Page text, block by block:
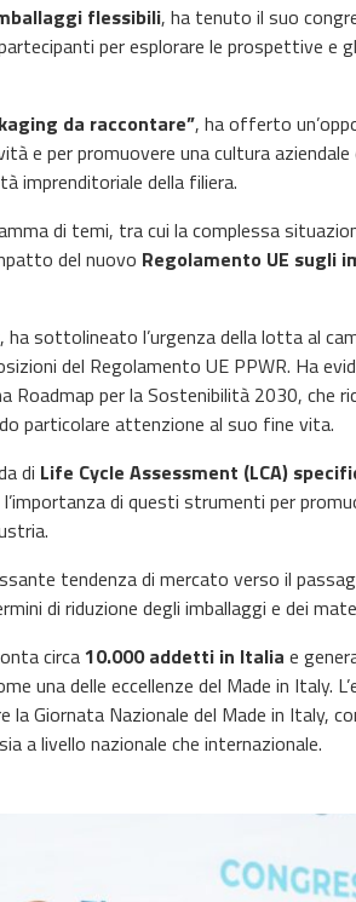
flessibili, ha tenuto il suo
per esplorare le prospettive e
da raccontare”, ha offerto
e per promuovere una cultura
imprenditoriale della filiera.
di temi, tra cui la complessa
del nuovo Regolamento UE sugli
, ha sottolineato l’urgenza della lotta al
del Regolamento UE PPWR. Ha
Roadmap per la Sostenibilità 2030, che
particolare attenzione al suo fine vita.
di Life Cycle Assessment (LCA)
di questi strumenti per
tendenza di mercato verso il
di riduzione degli imballaggi e dei
circa 10.000 addetti in Italia e
una delle eccellenze del Made in Italy.
la Giornata Nazionale del Made in Italy,
a livello nazionale che internazionale.